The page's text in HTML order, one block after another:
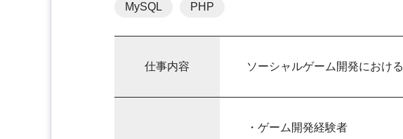
MySQL PHP
仕事内容 ソーシャルゲーム開発におけ
・ゲーム開発経験者